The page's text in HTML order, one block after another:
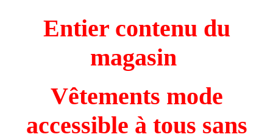
Entier contenu du
magasin
Vêtements mode
accessible à tous sans